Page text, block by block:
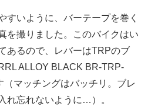
すいように、バーテープを巻く
を撮りました。このバイクはい
あるので、レバーはTRPのブ
ALLOY BLACK BR-TRP-
マッチングはバッチリ。ブレ
れ忘れないように…）。